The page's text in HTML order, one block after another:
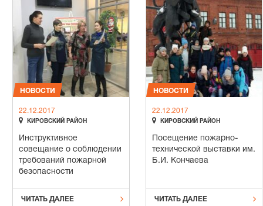
пожарном…»
НОВОСТИ
22.12.2017
 КИРОВСКИЙ РАЙОН
Инструктивное
совещание о соблюдении
требований пожарной
безопасности
ЧИТАТЬ ДАЛЕЕ 
НОВОСТИ
22.12.2017
 КИРОВСКИЙ РАЙОН
Посещение пожарно-
технической выставки им.
Б.И. Кончаева
ЧИТАТЬ ДАЛЕЕ 